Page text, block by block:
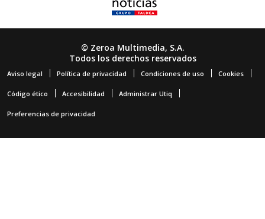
© Zeroa Multimedia, S.A.
Todos los derechos reservados
Aviso legal Política de privacidad Condiciones de uso Cookies
Código ético Accesibilidad Administrar Utiq
Preferencias de privacidad